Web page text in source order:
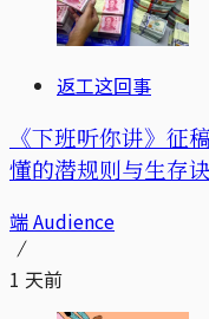
返工这回事
《下班听你讲》征
懂的潜规则与生存
端 Audience
1 天前